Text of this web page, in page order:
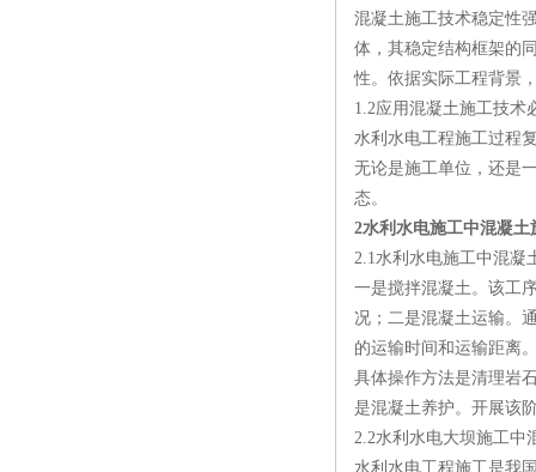
混凝土施工技术稳定性
体，其稳定结构框架的
性。依据实际工程背景
1.2应用混凝土施工技术
水利水电工程施工过程
无论是施工单位，还是
态。
2水利水电施工中混凝土
2.1水利水电施工中混凝
一是搅拌混凝土。该工
况；二是混凝土运输。
的运输时间和运输距离
具体操作方法是清理岩
是混凝土养护。开展该
2.2水利水电大坝施工中
水利水电工程施工是我